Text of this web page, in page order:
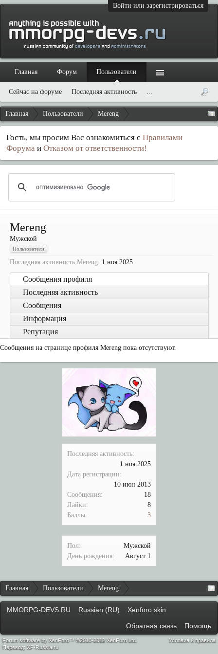
Войти или зарегистрироваться
Главная Пользователи Mereng
Гость, мы просим Вас ознакомиться с Правилами
Форума и Отказом от ответственности!
Последняя активность:
1 ноя 2025
Дата регистрации:
10 июн 2013
Сообщения:
18
Лайки:
8
Баллы:
3
Пол:
Мужской
День рождения:
Август 1
Mereng
Мужской
Пользователи
Последняя активность Mereng: 1 ноя 2025
Сообщения профиля
Последняя активность
Сообщения
Информация
Репутация
Сообщения на странице профиля Mereng пока отсутствуют.
Главная Пользователи Mereng
Главная Форум Пользователи
Сейчас на форуме Последняя активность ...
MMORPG-DEVS.RU Russian (RU) Xenforo skin
Обратная связь Помощь
Условия и правила
Forum software by XenForo™ ©2010-2012 XenForo Ltd.
Перевод: XF-Russia.ru